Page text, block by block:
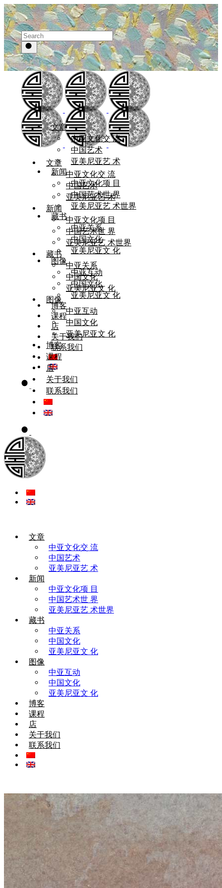
文章
中亚文化交 流
中国艺术
亚美尼亚艺 术
新闻
中亚文化项 目
中国艺术世 界
亚美尼亚艺 术世界
藏书
中亚关系
中国文化
亚美尼亚文 化
图像
中亚互动
中国文化
亚美尼亚文 化
博客
课程
店
关于我们
联系我们
文章
中亚文化交 流
中国艺术
亚美尼亚艺 术
新闻
中亚文化项 目
中国艺术世 界
亚美尼亚艺 术世界
藏书
中亚关系
中国文化
亚美尼亚文 化
图像
中亚互动
中国文化
亚美尼亚文 化
博客
课程
店
关于我们
联系我们
文章
中亚文化交 流
中国艺术
亚美尼亚艺 术
新闻
中亚文化项 目
中国艺术世 界
亚美尼亚艺 术世界
藏书
中亚关系
中国文化
亚美尼亚文 化
图像
中亚互动
中国文化
亚美尼亚文 化
博客
课程
店
关于我们
联系我们